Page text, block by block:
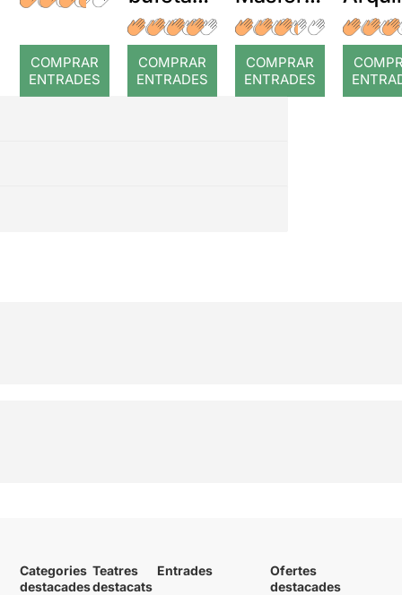
COMPRAR
ENTRADES
a temps
COMPRAR
ENTRADES
r: Temps
COMPRAR
ENTRADES
:
Categories
destacades
Teatres
destacats
Entrades
Ofertes
destacades